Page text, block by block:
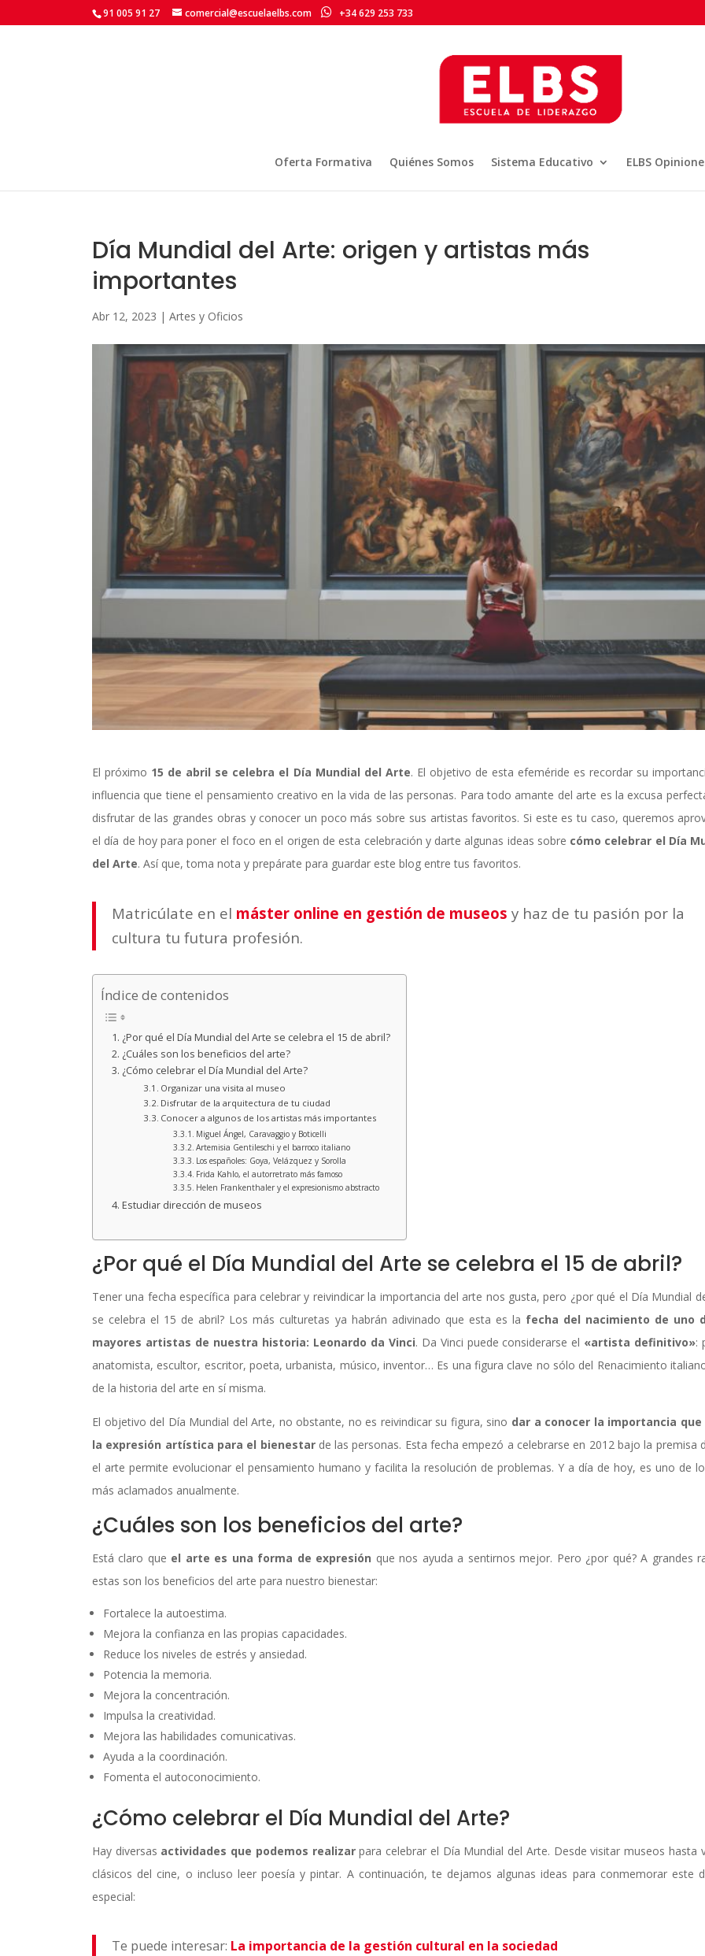
91 005 91 27 comercial@escuelaelbs.com +34 629 253 733
Oferta Formativa Quiénes Somos Sistema Educativo ELBS
Día Mundial del Arte: origen y artistas más
importantes
Abr 12, 2023 | Artes y Oficios
El próximo 15 de abril se celebra el Día Mundial del Arte. El objetivo de esta efeméride es recordar su
influencia que tiene el pensamiento creativo en la vida de las personas. Para todo amante del arte es la excusa
disfrutar de las grandes obras y conocer un poco más sobre sus artistas favoritos. Si este es tu caso, queremos
el día de hoy para poner el foco en el origen de esta celebración y darte algunas ideas sobre cómo celebrar el Día
del Arte. Así que, toma nota y prepárate para guardar este blog entre tus favoritos.
Matricúlate en el máster online en gestión de museos y haz de tu pasión por la
cultura tu futura profesión.
Índice de contenidos
¿Por qué el Día Mundial del Arte se celebra el 15 de abril?
¿Cuáles son los beneficios del arte?
¿Cómo celebrar el Día Mundial del Arte?
Organizar una visita al museo
Disfrutar de la arquitectura de tu ciudad
Conocer a algunos de los artistas más importantes
Miguel Ángel, Caravaggio y Boticelli
Artemisia Gentileschi y el barroco italiano
Los españoles: Goya, Velázquez y Sorolla
Frida Kahlo, el autorretrato más famoso
Helen Frankenthaler y el expresionismo abstracto
Estudiar dirección de museos
¿Por qué el Día Mundial del Arte se celebra el 15 de abril?
Tener una fecha específica para celebrar y reivindicar la importancia del arte nos gusta, pero ¿por qué el Día Mundial
se celebra el 15 de abril? Los más culturetas ya habrán adivinado que esta es la fecha del nacimiento de uno
mayores artistas de nuestra historia: Leonardo da Vinci. Da Vinci puede considerarse el «artista definitivo»:
anatomista, escultor, escritor, poeta, urbanista, músico, inventor… Es una figura clave no sólo del Renacimiento
de la historia del arte en sí misma.
El objetivo del Día Mundial del Arte, no obstante, no es reivindicar su figura, sino dar a conocer la importancia
la expresión artística para el bienestarde las personas. Esta fecha empezó a celebrarse en 2012 bajo la premisa
el arte permite evolucionar el pensamiento humano y facilita la resolución de problemas. Y a día de hoy, es uno de
más aclamados anualmente.
¿Cuáles son los beneficios del arte?
Está claro que el arte es una forma de expresión que nos ayuda a sentirnos mejor. Pero ¿por qué? A grandes
estas son los beneficios del arte para nuestro bienestar:
Fortalece la autoestima.
Mejora la confianza en las propias capacidades.
Reduce los niveles de estrés y ansiedad.
Potencia la memoria.
Mejora la concentración.
Impulsa la creatividad.
Mejora las habilidades comunicativas.
Ayuda a la coordinación.
Fomenta el autoconocimiento.
¿Cómo celebrar el Día Mundial del Arte?
Hay diversas actividades que podemos realizarpara celebrar el Día Mundial del Arte. Desde visitar museos hasta
clásicos del cine, o incluso leer poesía y pintar. A continuación, te dejamos algunas ideas para conmemorar este
especial:
Te puede interesar: La importancia de la gestión cultural en la sociedad